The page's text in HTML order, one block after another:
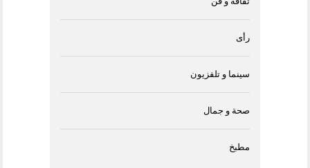
رأى
سينما و تلفزيون
صحة و جمال
مطبخ